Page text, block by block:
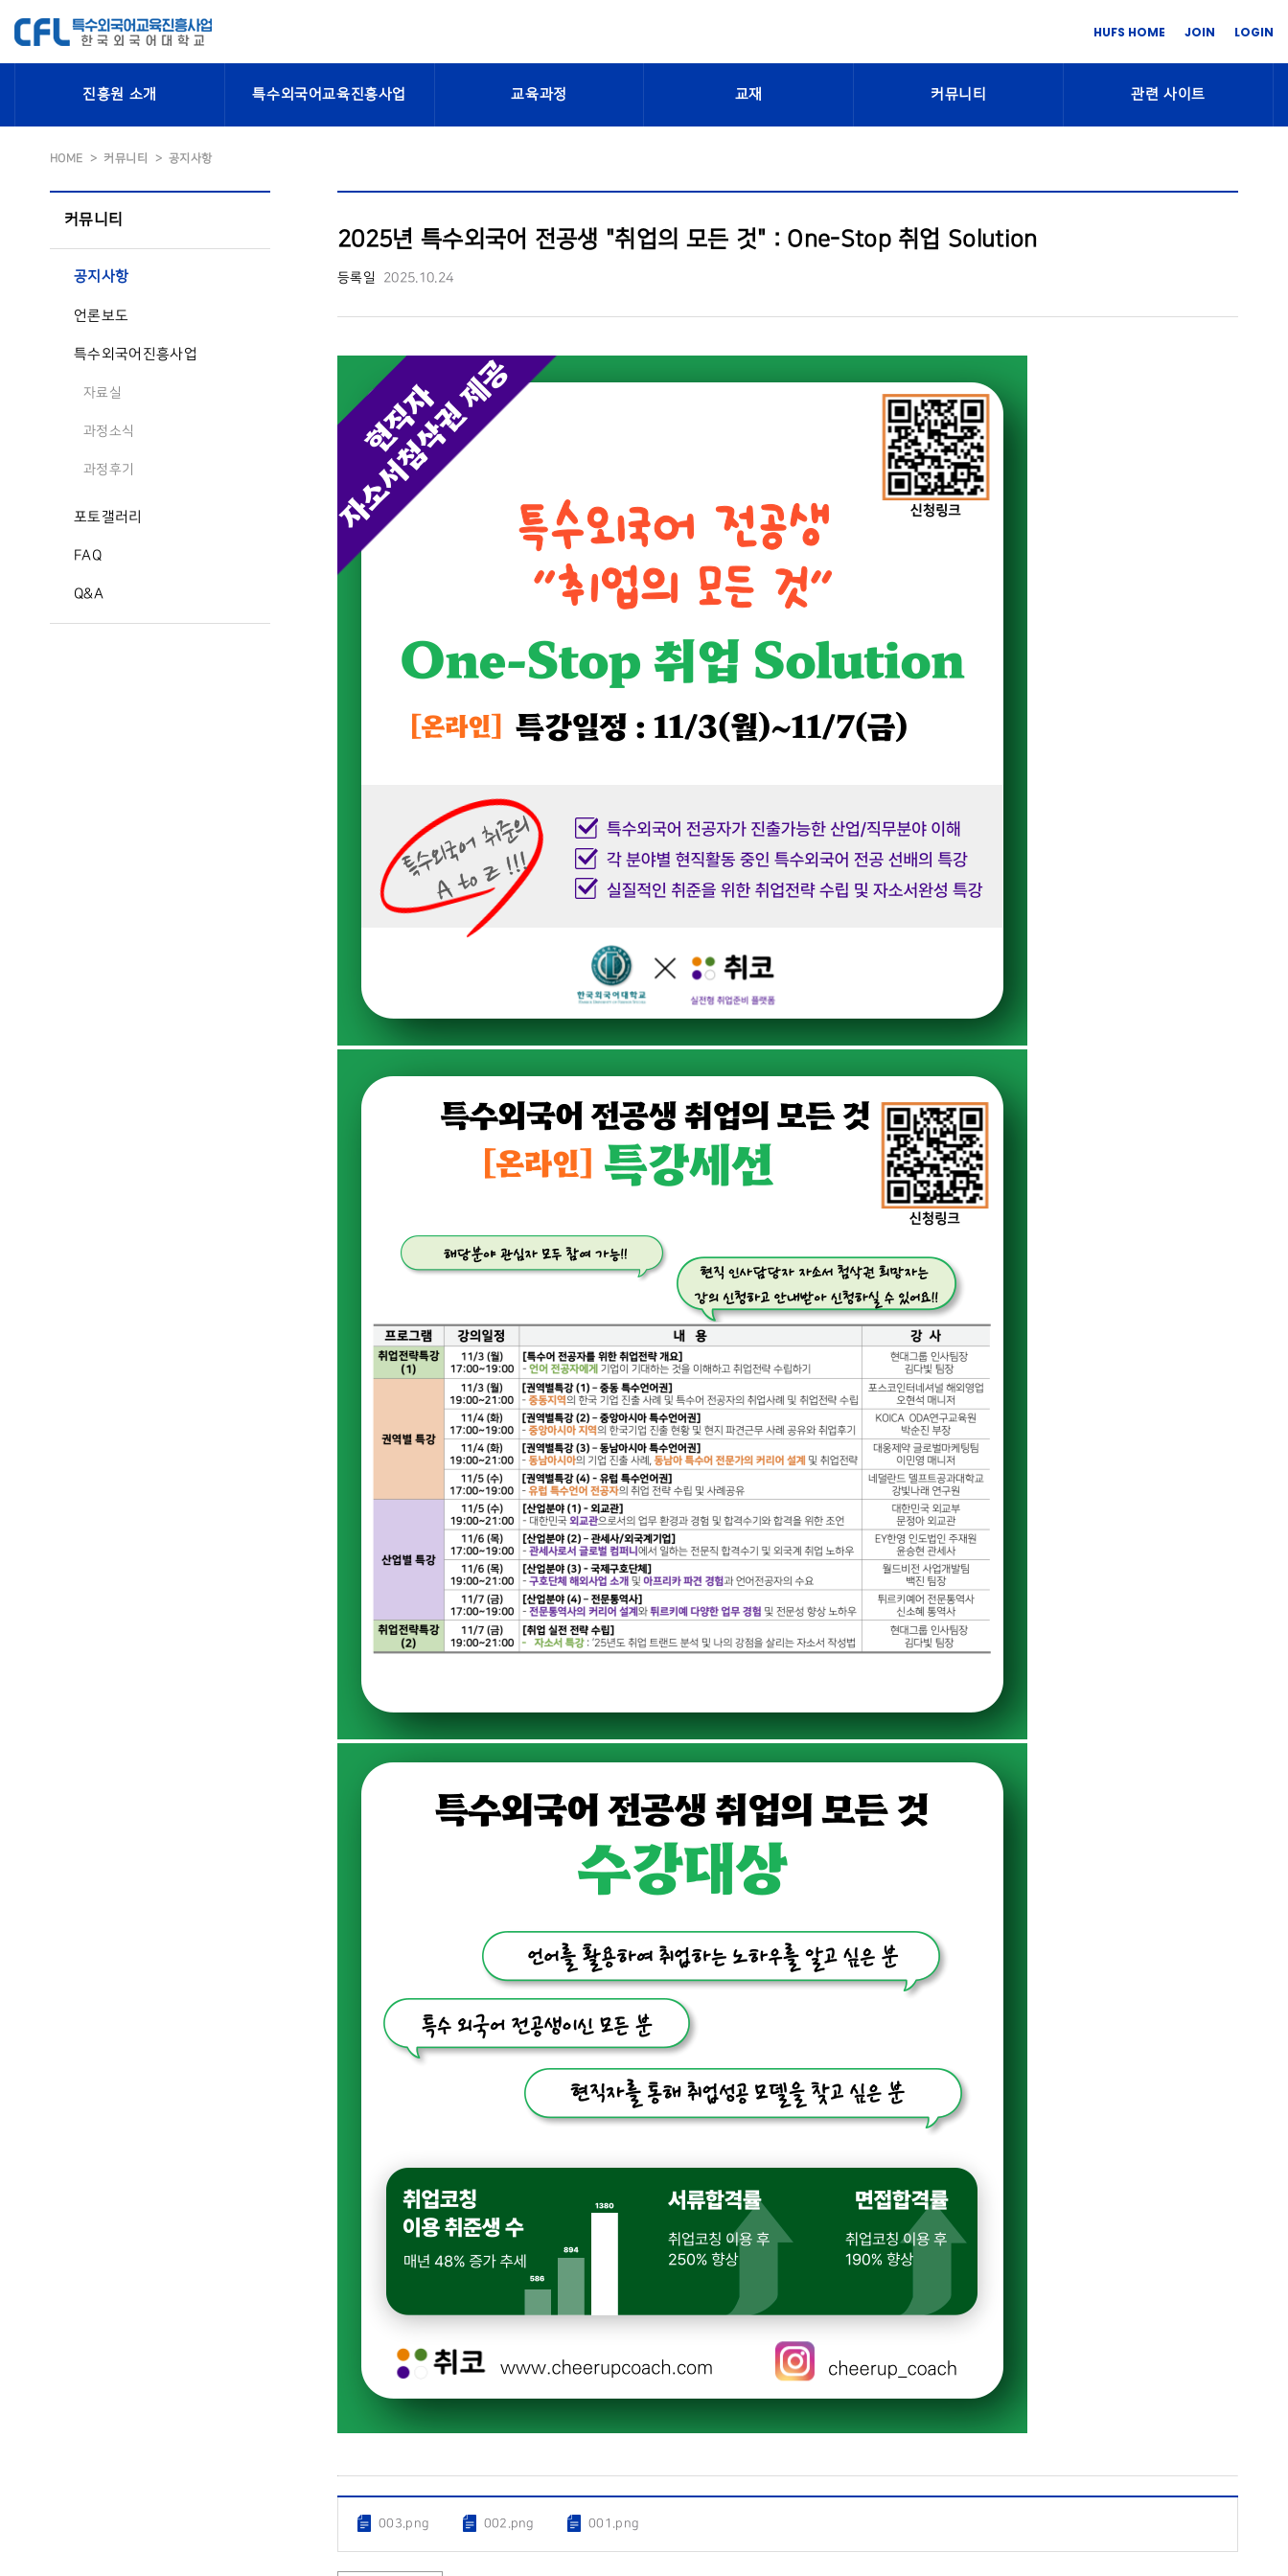
HUFS HOME JOIN LOGIN
진흥원 소개 특수외국어교육진흥사업 교육과정 교재 커뮤니티 관련 사이트
HOME 커뮤니티 공지사항
커뮤니티
공지사항
언론보도
특수외국어진흥사업
자료실
과정소식
과정후기
포토갤러리
FAQ
Q&A
2025년 특수외국어 전공생 "취업의 모든 것" : One-Stop 취업 Solution
등록일 2025.10.24
003.png 002.png 001.png